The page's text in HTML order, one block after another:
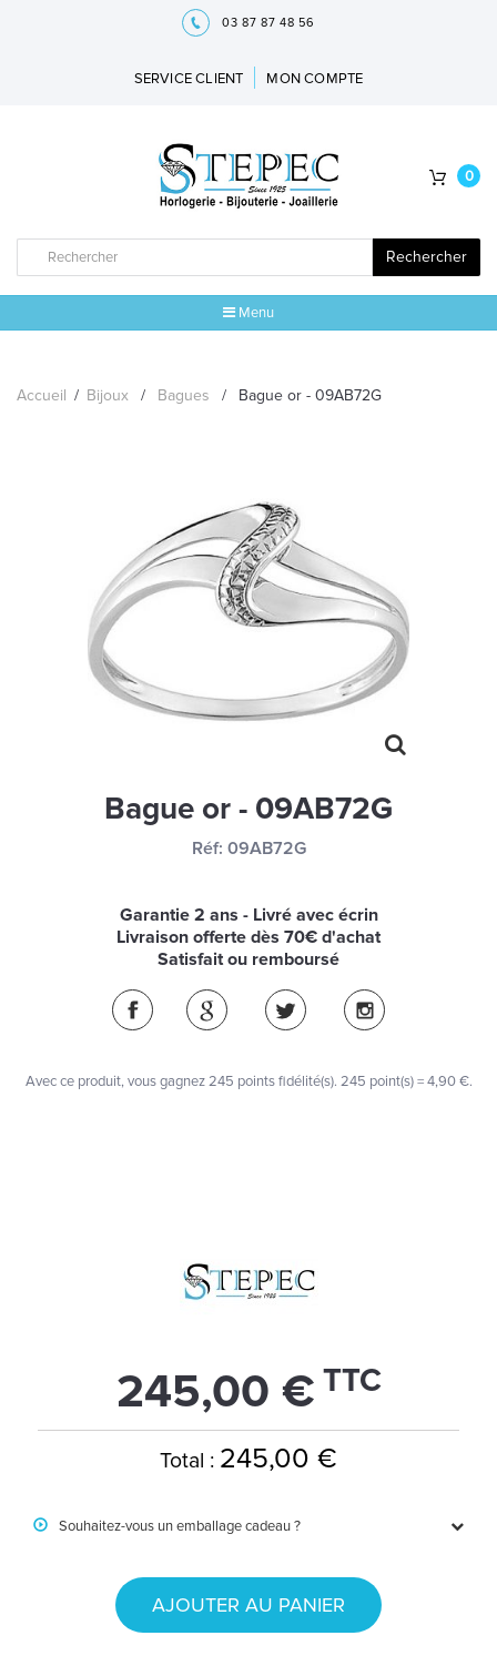
03 87 87 48 56
SERVICE CLIENT MON COMPTE
Rechercher
0
Menu
MONTRES
LES GEORGETTES
SWAROVSKI
BONNES AFFAIRES
CARTES CADEAUX
IDÉE CADEAUX
BLOG
Accueil / Bijoux / Bagues / Bague or - 09AB72G
Bague or - 09AB72G
Réf: 09AB72G
Garantie 2 ans - Livré avec écrin
Livraison offerte dès 70€ d'achat
Satisfait ou remboursé
Avec ce produit, vous gagnez245 points fidélité(s). 245 point(s) =4,90 €.
245,00 € TTC
Total : 245,00 €
Souhaitez-vous un emballage cadeau ?
AJOUTER AU PANIER